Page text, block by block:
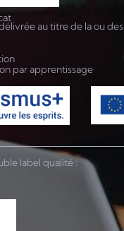
au titre de la ou
par apprentissage
label qualité :